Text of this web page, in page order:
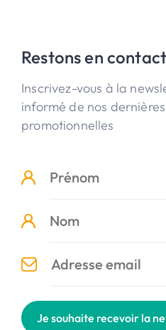
Restons en contact
Inscrivez-vous à la
informé de nos
promotionnelles
Je souhaite recevoir la